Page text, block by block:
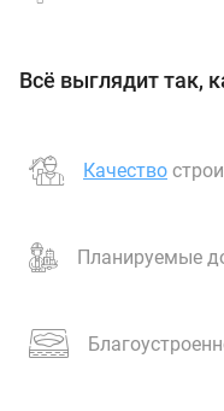
Всё выглядит так,
Качество
Планируемые